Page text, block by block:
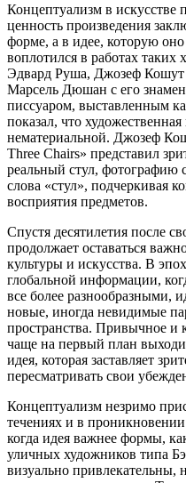
Концептуализм в искусстве
ценность произведения
форме, а в идее, которую
воплотился в работах
Эдвард Руша, Джозеф Кошут
Марсель Дюшан с его
писсуаром, выставленным
показал, что
нематериальной. Джозеф
Three Chairs» представил
реальный стул, фотографию
слова «стул», подчеркивая
восприятия предметов.
Спустя десятилетия после
продолжает оставаться
культуры и искусства. В
глобальной информации,
все более разнообразными,
новые, иногда невидимые
пространства. Привычное и
чаще на первый план
идея, которая заставляет
пересматривать свои
Концептуализм незримо
течениях и в проникновении
когда идея важнее формы,
уличных художников типа
визуально привлекательны,